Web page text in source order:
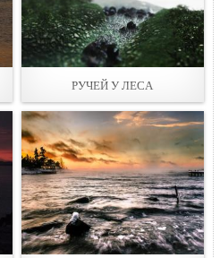
РУЧЕЙ У ЛЕСA